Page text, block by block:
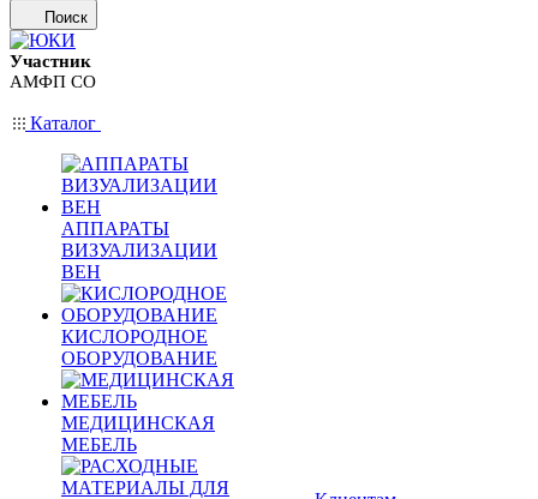
Поиск
Участник
АМФП СО
Каталог
АППАРАТЫ
ВИЗУАЛИЗАЦИИ
ВЕН
КИСЛОРОДНОЕ
ОБОРУДОВАНИЕ
МЕДИЦИНСКАЯ
МЕБЕЛЬ